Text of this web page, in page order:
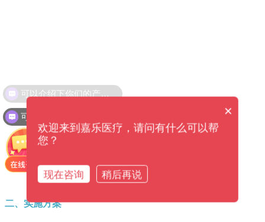
二、实施方案
可以提供解决方案吗？ ×
欢迎来到嘉乐医疗，请问有什么可以帮
您？
现在咨询 稍后再说